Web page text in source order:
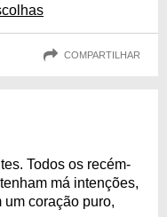
COMPARTILHAR
Todos os recém-
má intenções,
coração puro,